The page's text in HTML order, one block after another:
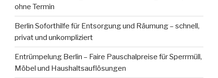
ohne Termin
Berlin Soforthilfe für Entsorgung und Räumung – schnell,
privat und unkompliziert
Entrümpelung Berlin – Faire Pauschalpreise für Sperrmüll,
Möbel und Haushaltsauflösungen